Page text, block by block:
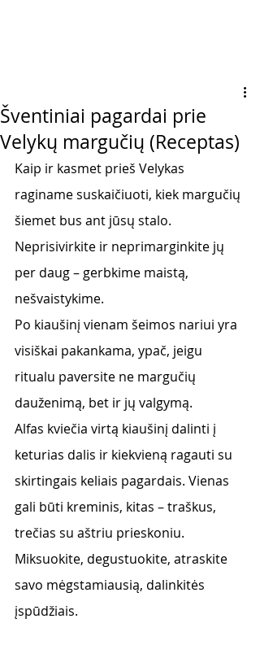
Šventiniai pagardai prie
Velykų margučių (Receptas)
Kaip ir kasmet prieš Velykas
raginame suskaičiuoti, kiek margučių
šiemet bus ant jūsų stalo.
Neprisivirkite ir neprimarginkite jų
per daug – gerbkime maistą,
nešvaistykime.
Po kiaušinį vienam šeimos nariui yra
visiškai pakankama, ypač, jeigu
ritualu paversite ne margučių
dauženimą, bet ir jų valgymą.
Alfas kviečia virtą kiaušinį dalinti į
keturias dalis ir kiekvieną ragauti su
skirtingais keliais pagardais. Vienas
gali būti kreminis, kitas – traškus,
trečias su aštriu prieskoniu.
Miksuokite, degustuokite, atraskite
savo mėgstamiausią, dalinkitės
įspūdžiais.